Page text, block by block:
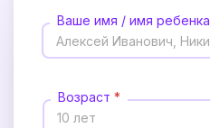
Ваше имя / имя ребенка
Возраст *